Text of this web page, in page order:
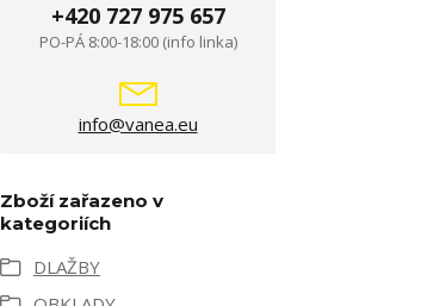
+420 727 975 657
PO-PÁ 8:00-18:00 (info linka)
info@vanea.eu
Zboží zařazeno v
kategoriích
DLAŽBY